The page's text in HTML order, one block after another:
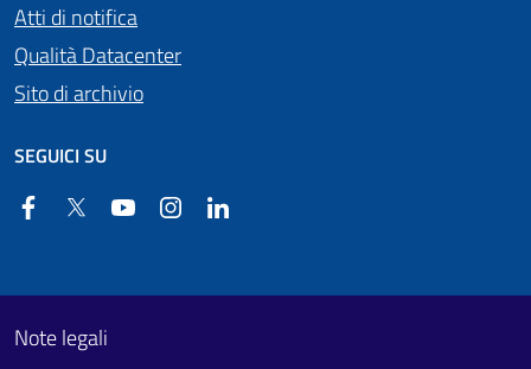
Atti di notifica
Qualità Datacenter
Sito di archivio
SEGUICI SU
FacebookTwitter YouTube Instagram
Footer First
Useful links section
Note legali